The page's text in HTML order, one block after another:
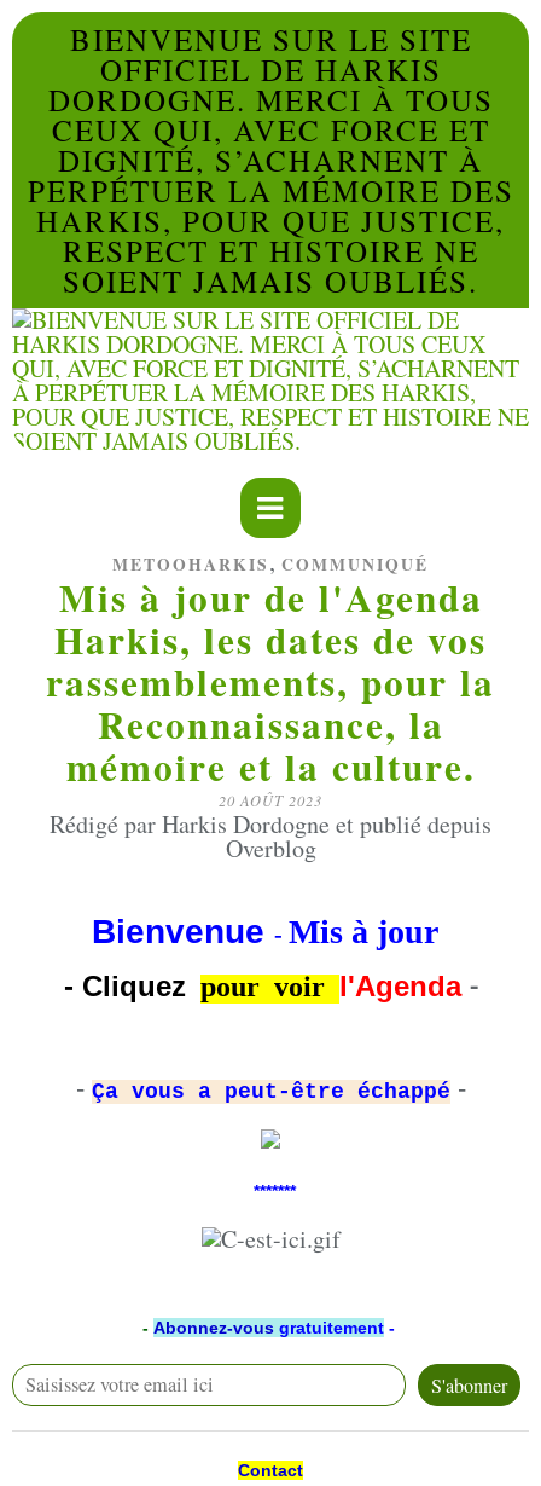
BIENVENUE SUR LE SITE
OFFICIEL DE HARKIS
DORDOGNE. MERCI À TOUS
CEUX QUI, AVEC FORCE ET
DIGNITÉ, S’ACHARNENT À
PERPÉTUER LA MÉMOIRE DES
HARKIS, POUR QUE JUSTICE,
RESPECT ET HISTOIRE NE
SOIENT JAMAIS OUBLIÉS.
METOOHARKIS , COMMUNIQUÉ
Mis à jour de l'Agenda
Harkis, les dates de vos
rassemblements, pour la
Reconnaissance, la
mémoire et la culture.
20 AOÛT 2023
Rédigé par Harkis Dordogne et publié depuis
Overblog
Bienvenue - Mis à jour
- Cliquez pour voir l'Agenda -
- Ça vous a peut-être échappé -
*******
- Abonnez-vous gratuitement -
Contact